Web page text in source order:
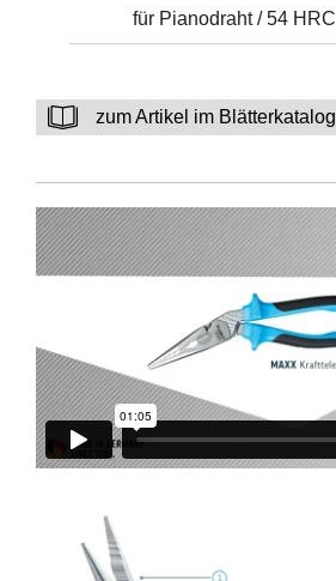
für Pianodraht / 54 HRC
zum Artikel im Blätterkatalog